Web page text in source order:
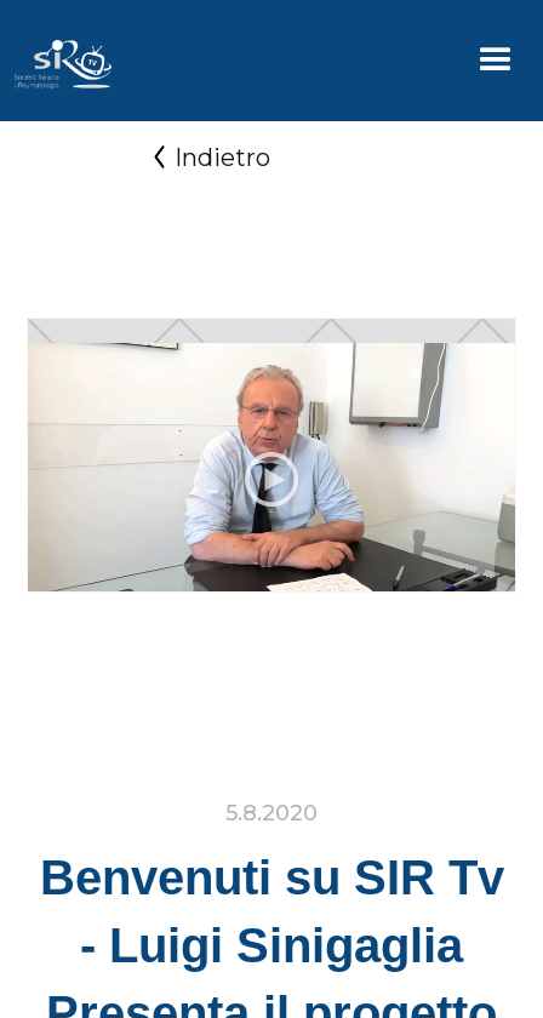
Indietro
5.8.2020
Benvenuti su SIR Tv
- Luigi Sinigaglia